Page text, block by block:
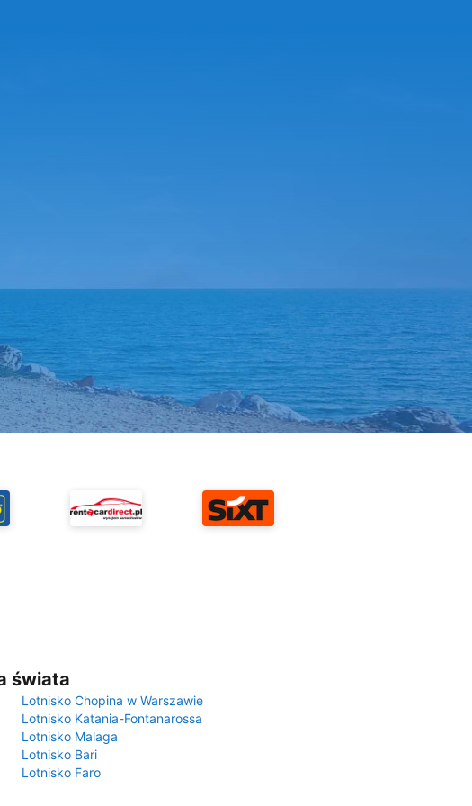
świata
Lotnisko Chopina w Warszawie
Lotnisko Katania-Fontanarossa
Lotnisko Malaga
Lotnisko Bari
Lotnisko Faro